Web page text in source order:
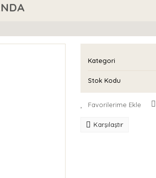
Kategori
Stok Kodu
Karşılaştır